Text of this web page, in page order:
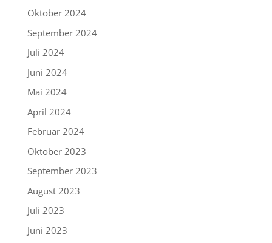
Oktober 2024
September 2024
Juli 2024
Juni 2024
Mai 2024
April 2024
Februar 2024
Oktober 2023
September 2023
August 2023
Juli 2023
Juni 2023